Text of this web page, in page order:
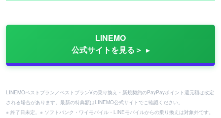
LINEMO
公式サイトを見る＞
LINEMOベストプラン／ベストプランVの乗り換え・新規契約のPayPayポイント還元額は改定
される場合があります。最新の特典額はLINEMO公式サイトでご確認ください。
※ 終了日未定。※ ソフトバンク・ワイモバイル・LINEモバイルからの乗り換えは対象外です。